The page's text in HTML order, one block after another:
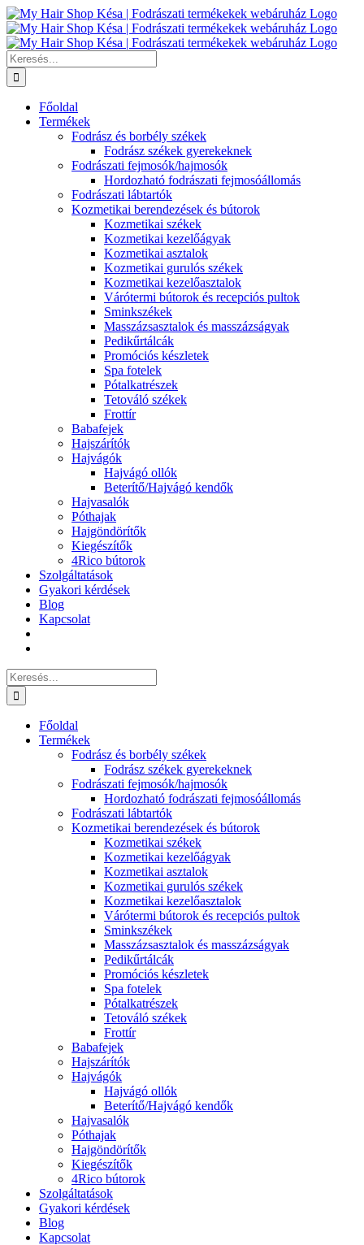
Kihagyás
Keresés...
Főoldal
Termékek
Fodrász és borbély székek
Fodrász székek gyerekeknek
Fodrászati fejmosók/hajmosók
Hordozható fodrászati fejmosóállomás
Fodrászati lábtartók
Kozmetikai berendezések és bútorok
Kozmetikai székek
Kozmetikai kezelőágyak
Kozmetikai asztalok
Kozmetikai gurulós székek
Kozmetikai kezelőasztalok
Várótermi bútorok és recepciós pultok
Sminkszékek
Masszázsasztalok és masszázságyak
Pedikűrtálcák
Promóciós készletek
Spa fotelek
Pótalkatrészek
Tetováló székek
Frottír
Babafejek
Hajszárítók
Hajvágók
Hajvágó ollók
Beterítő/Hajvágó kendők
Hajvasalók
Póthajak
Hajgöndörítők
Kiegészítők
4Rico bútorok
Szolgáltatások
Gyakori kérdések
Blog
Kapcsolat
Keresés...
Főoldal
Termékek
Fodrász és borbély székek
Fodrász székek gyerekeknek
Fodrászati fejmosók/hajmosók
Hordozható fodrászati fejmosóállomás
Fodrászati lábtartók
Kozmetikai berendezések és bútorok
Kozmetikai székek
Kozmetikai kezelőágyak
Kozmetikai asztalok
Kozmetikai gurulós székek
Kozmetikai kezelőasztalok
Várótermi bútorok és recepciós pultok
Sminkszékek
Masszázsasztalok és masszázságyak
Pedikűrtálcák
Promóciós készletek
Spa fotelek
Pótalkatrészek
Tetováló székek
Frottír
Babafejek
Hajszárítók
Hajvágók
Hajvágó ollók
Beterítő/Hajvágó kendők
Hajvasalók
Póthajak
Hajgöndörítők
Kiegészítők
4Rico bútorok
Szolgáltatások
Gyakori kérdések
Blog
Kapcsolat